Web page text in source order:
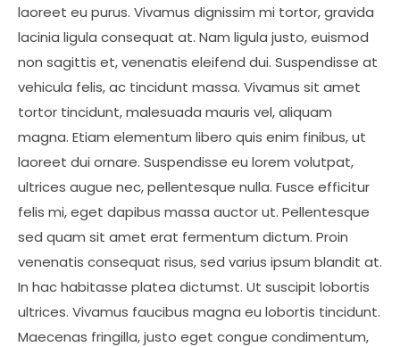
laoreet eu purus. Vivamus dignissim mi tortor, gravida
lacinia ligula consequat at. Nam ligula justo, euismod
non sagittis et, venenatis eleifend dui. Suspendisse at
vehicula felis, ac tincidunt massa. Vivamus sit amet
tortor tincidunt, malesuada mauris vel, aliquam
magna. Etiam elementum libero quis enim finibus, ut
laoreet dui ornare. Suspendisse eu lorem volutpat,
ultrices augue nec, pellentesque nulla. Fusce efficitur
felis mi, eget dapibus massa auctor ut. Pellentesque
sed quam sit amet erat fermentum dictum. Proin
venenatis consequat risus, sed varius ipsum blandit at.
In hac habitasse platea dictumst. Ut suscipit lobortis
ultrices. Vivamus faucibus magna eu lobortis tincidunt.
Maecenas fringilla, justo eget congue condimentum,